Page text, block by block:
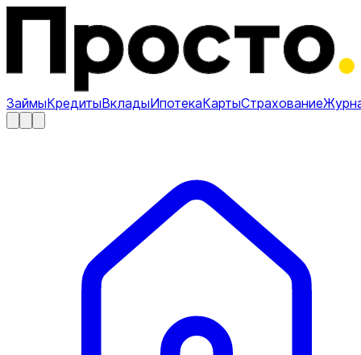
ЗаймыКредитыВкладыИпотекаКартыСтрахование